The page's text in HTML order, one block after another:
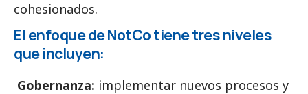
cohesionados.
El enfoque de NotCo tiene tres niveles
que incluyen:
Gobernanza: implementar nuevos procesos y